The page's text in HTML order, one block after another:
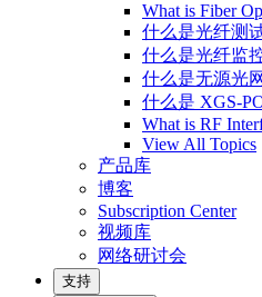
What is Fiber
什么是光纤测
什么是光纤监
什么是无源光
什么是 XGS-
What is RF
View All Topics
产品库
博客
Subscription Center
视频库
网络研讨会
支持